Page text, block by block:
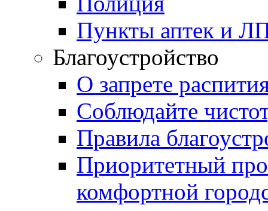
Пункты аптек и
Благоустройство
О запрете
Соблюдайте
Правила
Приоритетный
комфортной